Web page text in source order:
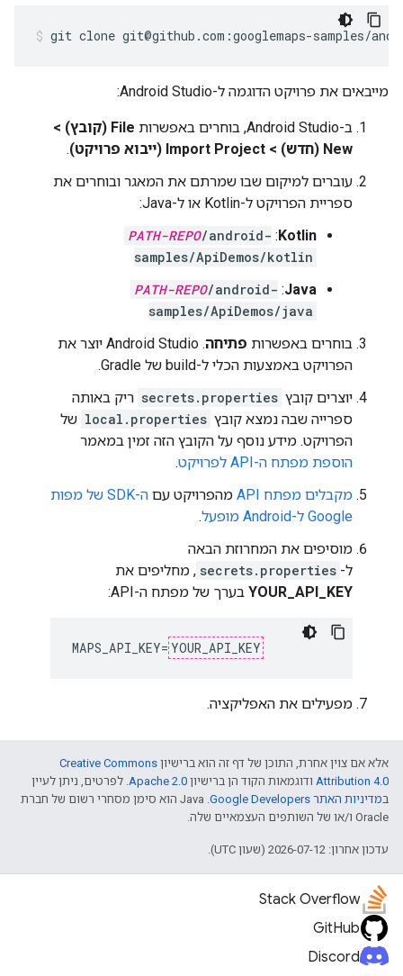
git clone git@github.com:googlemaps-samples/
מייבאים את פרויקט הדוגמה ל-Android Studio:
ב-Android Studio, בוחרים באפשרות
File (קובץ) >
New (חדש) > Import Project (ייבוא פרויקט)
.
עוברים למיקום שבו שמרתם את המאגר ובוחרים את
ספריית הפרויקט ל-Kotlin או ל-Java:
Kotlin
:
PATH-REPO/android-
samples/ApiDemos/kotlin
Java
:
PATH-REPO/android-
samples/ApiDemos/java
בוחרים באפשרות פתיחה
. Android Studio יוצר את
הפרויקט באמצעות הכלי ל-build של Gradle.
יוצרים קובץ secrets.properties ריק באותה
ספרייה שבה נמצא קובץ local.properties של
הפרויקט. מידע נוסף על הקובץ הזה זמין במאמר
הוספת מפתח ה-API לפרויקט
.
מקבלים מפתח API
מהפרויקט עם
ה-SDK של מפות
Google ל-Android מופעל
.
מוסיפים את המחרוזת הבאה
ל- secrets.properties , מחליפים את
YOUR_API_KEY בערך של מפתח ה-API:
MAPS_API_KEY= YOUR_API_KEY
מפעילים את האפליקציה.
אלא אם צוין אחרת, התוכן של דף זה הוא ברישיון Creative Commons
Attribution 4.0 ודוגמאות הקוד הן ברישיון Apache 2.0. לפרטים, ניתן לעיין
במדיניות האתר Google Developers‏
.‏ Java הוא סימן מסחרי רשום של חברת
Oracle ו/או של השותפים העצמאיים שלה.
עדכון אחרון: 2026-07-12 (שעון UTC).
Stack Overflow
GitHub
Discord